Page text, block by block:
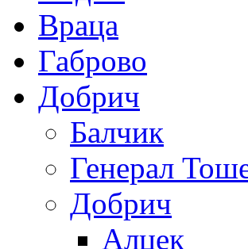
Враца
Габрово
Добрич
Балчик
Генерал
Добрич
Алцек